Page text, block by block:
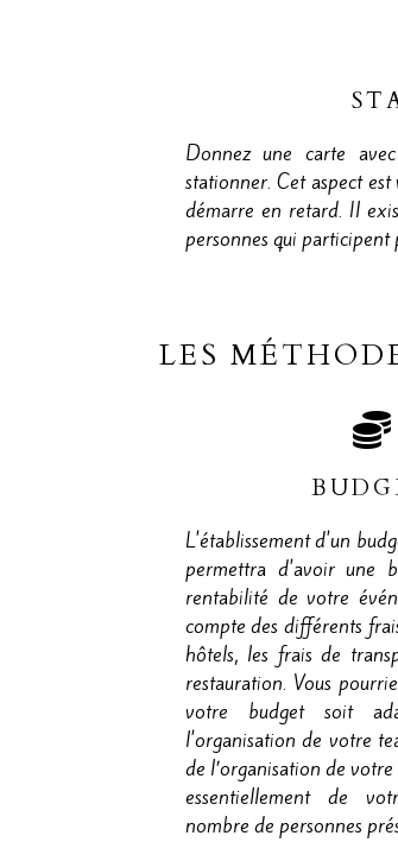
Donnez une carte
stationner. Cet aspect
démarre en retard. Il
personnes qui
LES
L'établissement d'un
permettra d'avoir une
rentabilité de votre
compte des différents
hôtels, les frais de
restauration. Vous
votre budget soit
l'organisation de votre
de l’organisation de
essentiellement de
nombre de personnes